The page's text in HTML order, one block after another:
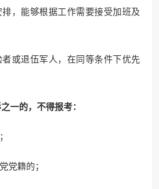
能够根据工作需要接受加班及
退伍军人，在同等条件下优先
之一的，不得报考：
籍的；